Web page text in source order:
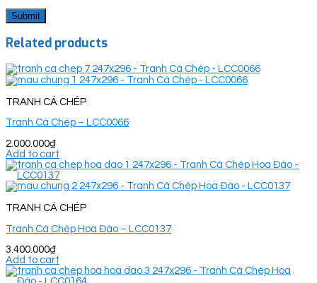
Related products
TRANH CÁ CHÉP
Tranh Cá Chép – LCC0066
2.000.000₫
Add to cart
TRANH CÁ CHÉP
Tranh Cá Chép Hoa Đào – LCC0137
3.400.000₫
Add to cart